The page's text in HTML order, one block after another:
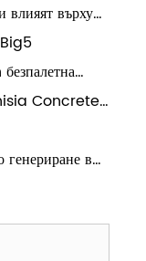
влияят върху
от клиенти
Concrete
в